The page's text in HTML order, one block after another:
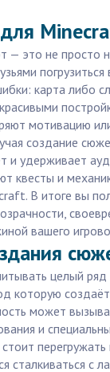
это не просто
карта либо
мотивацию
создание
и удерживает
квесты и
В итоге вы
вашего
целый ряд
может
и
с